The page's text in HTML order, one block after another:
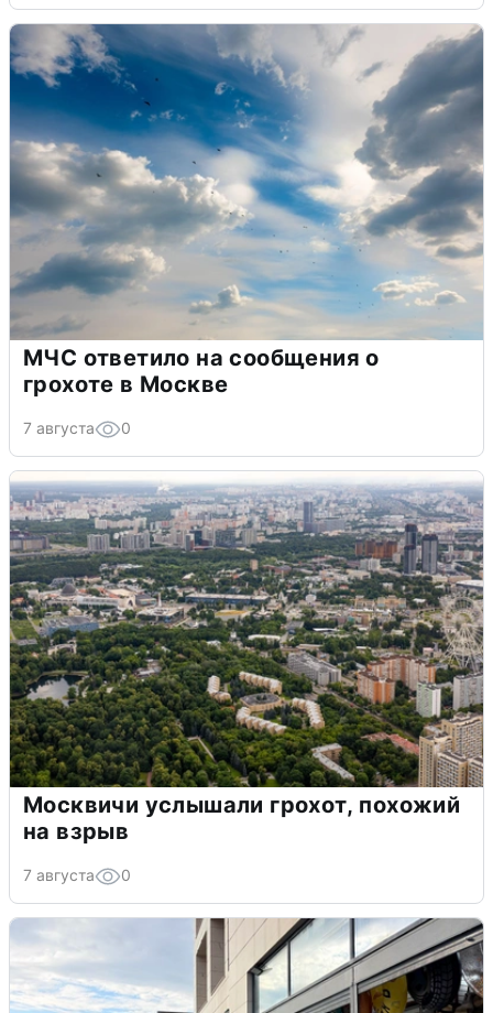
МЧС ответило на сообщения о
грохоте в Москве
7 августа 0
Москвичи услышали грохот, похожий
на взрыв
7 августа 0